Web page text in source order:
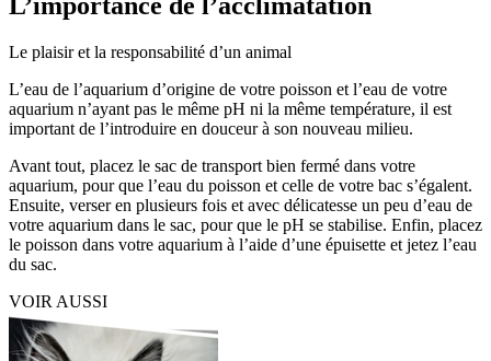
Le plaisir et la responsabilité d’un animal
L’eau de l’aquarium d’origine de votre poisson et l’eau de votre
aquarium n’ayant pas le même pH ni la même température, il est
important de l’introduire en douceur à son nouveau milieu.
Avant tout, placez le sac de transport bien fermé dans votre
aquarium, pour que l’eau du poisson et celle de votre bac s’égalent.
Ensuite, verser en plusieurs fois et avec délicatesse un peu d’eau de
votre aquarium dans le sac, pour que le pH se stabilise. Enfin, placez
le poisson dans votre aquarium à l’aide d’une épuisette et jetez l’eau
du sac.
VOIR AUSSI